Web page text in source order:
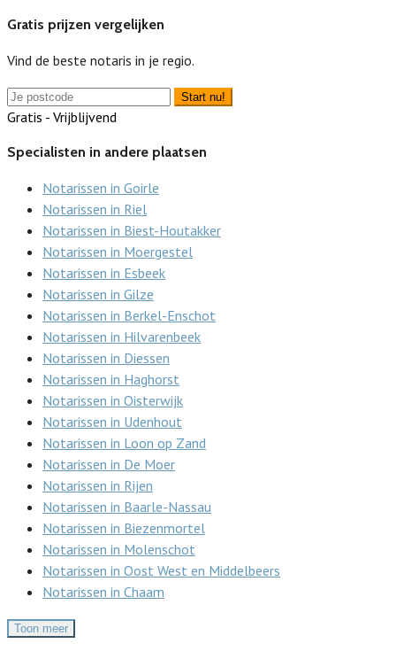
Gratis prijzen vergelijken
Vind de beste notaris in je regio.
Start nu!
Gratis - Vrijblijvend
Specialisten in andere plaatsen
Notarissen in Goirle
Notarissen in Riel
Notarissen in Biest-Houtakker
Notarissen in Moergestel
Notarissen in Esbeek
Notarissen in Gilze
Notarissen in Berkel-Enschot
Notarissen in Hilvarenbeek
Notarissen in Diessen
Notarissen in Haghorst
Notarissen in Oisterwijk
Notarissen in Udenhout
Notarissen in Loon op Zand
Notarissen in De Moer
Notarissen in Rijen
Notarissen in Baarle-Nassau
Notarissen in Biezenmortel
Notarissen in Molenschot
Notarissen in Oost West en Middelbeers
Notarissen in Chaam
Toon meer